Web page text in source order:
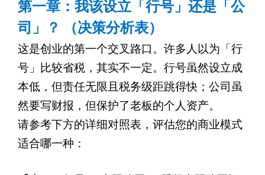
第一章：我该设立「行号」还是「公
司」？ （决策分析表）
这是创业的第一个交叉路口。许多人以为「行
号」比较省税，其实不一定。行号虽然设立成
本低，但责任无限且税务级距跳得快；公司虽
然要写财报，但保护了老板的个人资产。
请参考下方的详细对照表，评估您的商业模式
适合哪一种：